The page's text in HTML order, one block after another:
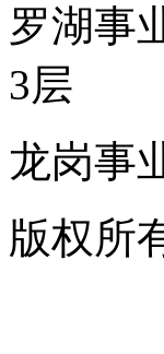
罗湖事
3层
龙岗事
版权所